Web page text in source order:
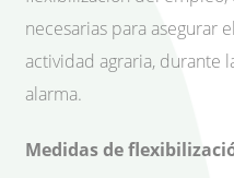
necesarias para asegurar
actividad agraria, durante
alarma.
Medidas de